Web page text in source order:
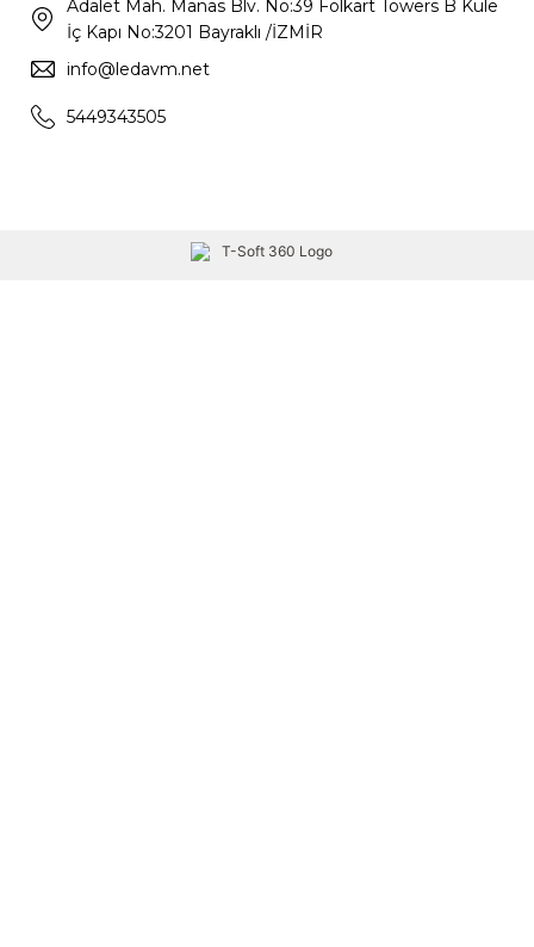
Adalet Mah. Manas Blv. No:39 Folkart Towers B Kule
İç Kapı No:3201 Bayraklı /İZMİR
info@ledavm.net
5449343505